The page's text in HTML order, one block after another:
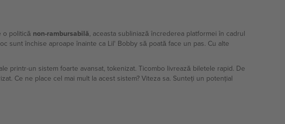
o politică non-rambursabilă, aceasta subliniază încrederea platformei în cadrul
sunt închise aproape înainte ca Lil' Bobby să poată face un pas. Cu alte
printr-un sistem foarte avansat, tokenizat. Ticombo livrează biletele rapid. De
Ce ne place cel mai mult la acest sistem? Viteza sa. Sunteți un potențial